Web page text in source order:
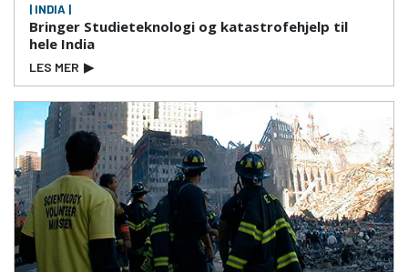
| INDIA |
Bringer Studieteknologi og katastrofehjelp til
hele India
LES MER ▶